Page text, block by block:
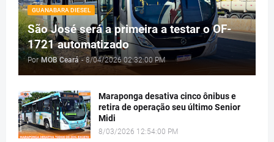
GUANABARA DIESEL
São José será a primeira a testar o OF-
1721 automatizado
Por MOB Ceará - 8/04/2026 02:32:00 PM
Maraponga desativa cinco ônibus e
retira de operação seu último Senior
Midi
8/03/2026 12:54:00 PM